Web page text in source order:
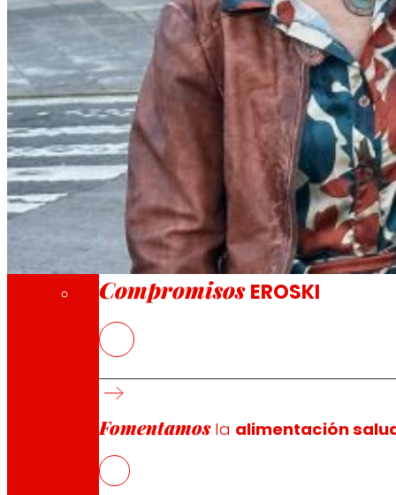
Fundación
A través de nuestra Fundación impulsamos
Compromisos
Compromisos EROSKI
Fomentamosla alimentación
Se comprometen a fomentar la
Publicarán un libro de juegos y canciones
y la Mancomunidad del Duranguesado han
lengua en el ámbito familiar y juvenil. El acuerdo ha